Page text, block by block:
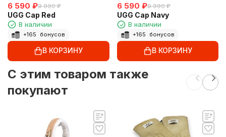
6 590 ₽9 990 ₽
UGG Cap Red
В наличии
+165 бонусов
В КОРЗИНУ
6 590 ₽9 990 ₽
UGG Cap Navy
В наличии
+165 бонусов
В КОРЗИНУ
C этим товаром также
покупают